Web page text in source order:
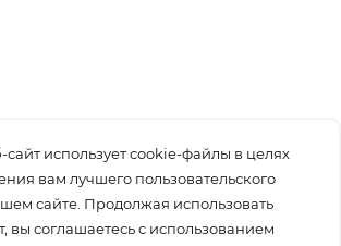
использует cookie-файлы в целях
вам лучшего пользовательского
сайте. Продолжая использовать
вы соглашаетесь с использованием